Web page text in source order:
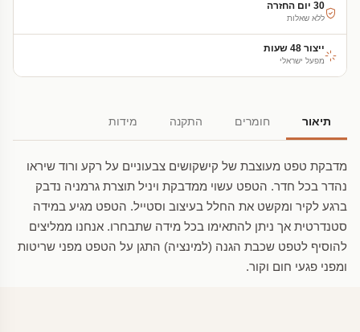
30 יום החזרה
ללא שאלות
ייצור 48 שעות
מפעל ישראלי
תיאור חומרים התקנה מידות
מדבקת טפט מעוצבת של קישקושים צבעוניים על רקע ורוד שיראו
נהדר בכל חדר. הטפט עשוי ממדבקת ויניל תוצרת גרמניה נדבק
ברגע לקיר ומקשט את החלל בעיצוב וסטייל. הטפט מגיע במידה
סטנדרטית אך ניתן להתאימו בכל מידה שתבחרו. אנחנו ממליצים
להוסיף לטפט שכבת הגנה (למינציה) התגן על הטפט מפני שריטות
ומפני פגעי חום וקור.